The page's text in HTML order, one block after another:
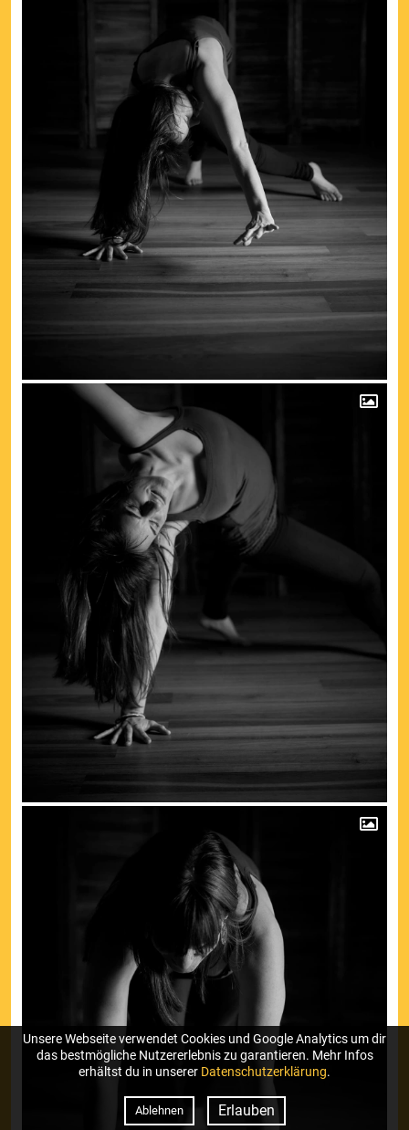
Unsere Webseite verwendet Cookies und Google Analytics um dir
das bestmögliche Nutzererlebnis zu garantieren. Mehr Infos
erhältst du in unserer Datenschutzerklärung.
Ablehnen Erlauben